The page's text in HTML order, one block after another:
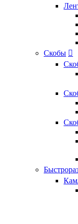
Скобы 